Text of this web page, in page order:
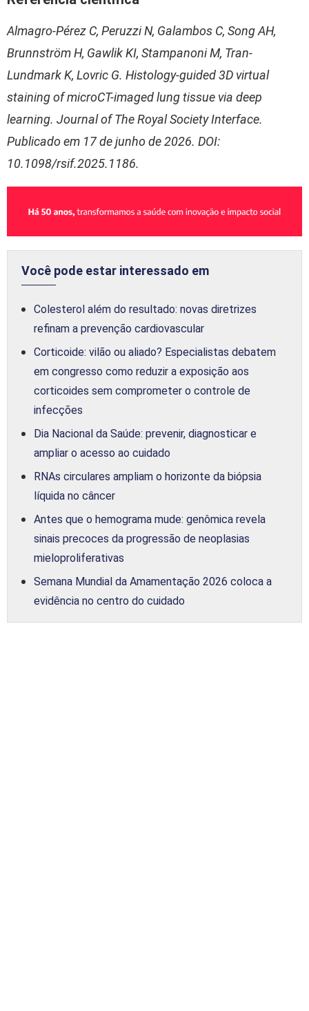
Almagro-Pérez C, Peruzzi N, Galambos C, Song AH,
Brunnström H, Gawlik KI, Stampanoni M, Tran-
Lundmark K, Lovric G. Histology-guided 3D virtual
staining of microCT-imaged lung tissue via deep
learning. Journal of The Royal Society Interface.
Publicado em 17 de junho de 2026. DOI:
10.1098/rsif.2025.1186.
Você pode estar interessado em
Colesterol além do resultado: novas diretrizes
refinam a prevenção cardiovascular
Corticoide: vilão ou aliado? Especialistas debatem
em congresso como reduzir a exposição aos
corticoides sem comprometer o controle de
infecções
Dia Nacional da Saúde: prevenir, diagnosticar e
ampliar o acesso ao cuidado
RNAs circulares ampliam o horizonte da biópsia
líquida no câncer
Antes que o hemograma mude: genômica revela
sinais precoces da progressão de neoplasias
mieloproliferativas
Semana Mundial da Amamentação 2026 coloca a
evidência no centro do cuidado